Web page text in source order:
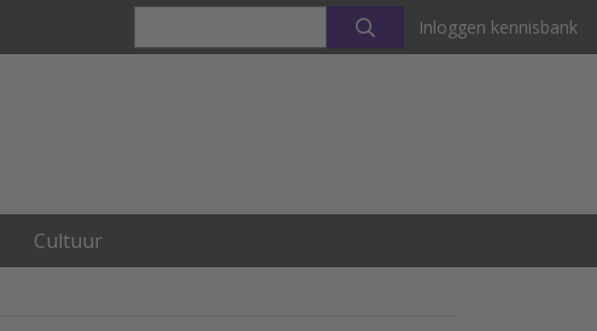
Inloggen kennisbank
Cultuur